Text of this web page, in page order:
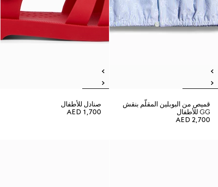
قميص من البوبلين المقلّم بنقش
GG للأطفال
AED 2,700
صنادل للأطفال
AED 1,700